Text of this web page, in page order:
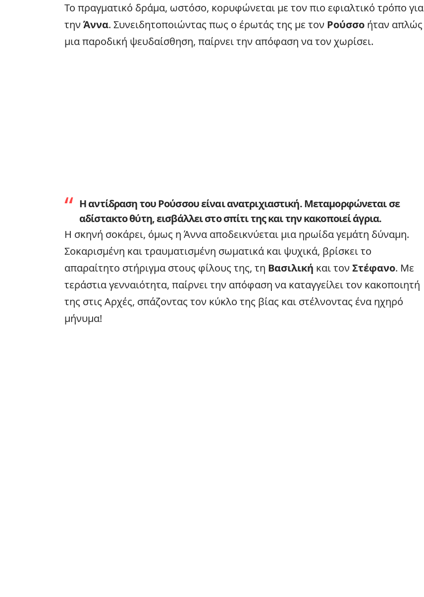
Το πραγματικό δράμα, ωστόσο, κορυφώνεται με τον πιο εφιαλτικό τρόπο για
την Άννα. Συνειδητοποιώντας πως ο έρωτάς της με τον Ρούσσο ήταν απλώς
μια παροδική ψευδαίσθηση, παίρνει την απόφαση να τον χωρίσει.
Η αντίδραση του Ρούσσου είναι ανατριχιαστική. Μεταμορφώνεται σε
αδίστακτο θύτη, εισβάλλει στο σπίτι της και την κακοποιεί άγρια.
Η σκηνή σοκάρει, όμως η Άννα αποδεικνύεται μια ηρωίδα γεμάτη δύναμη.
Σοκαρισμένη και τραυματισμένη σωματικά και ψυχικά, βρίσκει το
απαραίτητο στήριγμα στους φίλους της, τη Βασιλική και τον Στέφανο. Με
τεράστια γενναιότητα, παίρνει την απόφαση να καταγγείλει τον κακοποιητή
της στις Αρχές, σπάζοντας τον κύκλο της βίας και στέλνοντας ένα ηχηρό
μήνυμα!